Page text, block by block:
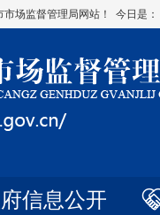
场监督管理局网站！ 今日是：
信息公开